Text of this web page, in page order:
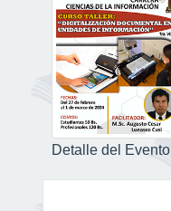
Detalle del